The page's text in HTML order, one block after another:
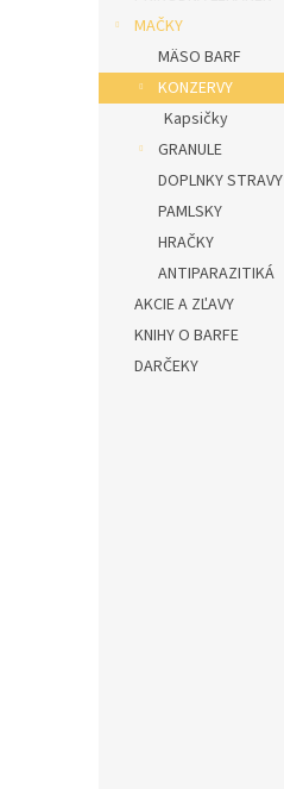
MAČKY
MÄSO BARF
KONZERVY
Kapsičky
GRANULE
DOPLNKY STRAVY
PAMLSKY
HRAČKY
ANTIPARAZITIKÁ
AKCIE A ZĽAVY
KNIHY O BARFE
DARČEKY